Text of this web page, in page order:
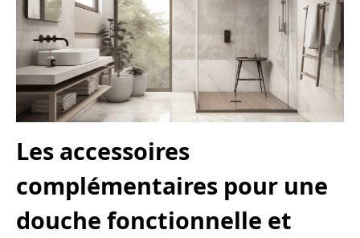
Les accessoires
complémentaires pour une
douche fonctionnelle et